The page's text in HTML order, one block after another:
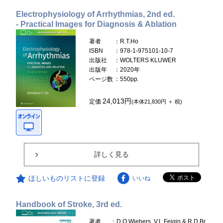
Electrophysiology of Arrhythmias, 2nd ed.
- Practical Images for Diagnosis & Ablation
著者
：R.T.Ho
ISBN
：978-1-975101-10-7
出版社
：WOLTERS KLUWER
出版年
：2020年
ページ数 ：550pp.
定価24,013円(本体21,830円 ＋ 税)
詳しく見る
ほしいものリストに登録 いいね
Handbook of Stroke, 3rd ed.
著者 ：D.O.Wiebers, V.L.Feigin & R.D.Br